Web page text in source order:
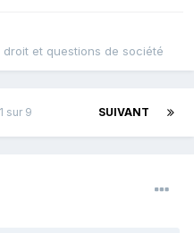
droit et questions de société
SUIVANT
sur 9